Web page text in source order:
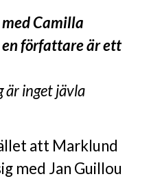
Camilla
författare är ett
är inget jävla
att Marklund
med Jan Guillou